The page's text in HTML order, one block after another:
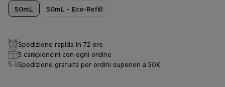
50mL
50mL - Eco-Refill
Spedizione rapida in 72 ore
3 campioncini con ogni ordine
Spedizione gratuita per ordini superiori a 50€